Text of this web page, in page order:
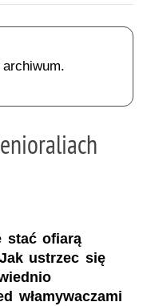
stać ofiarą
ustrzec się
włamywaczami